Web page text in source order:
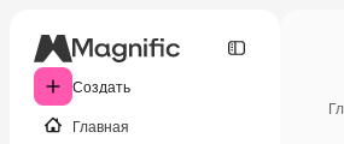
Создать
Главная